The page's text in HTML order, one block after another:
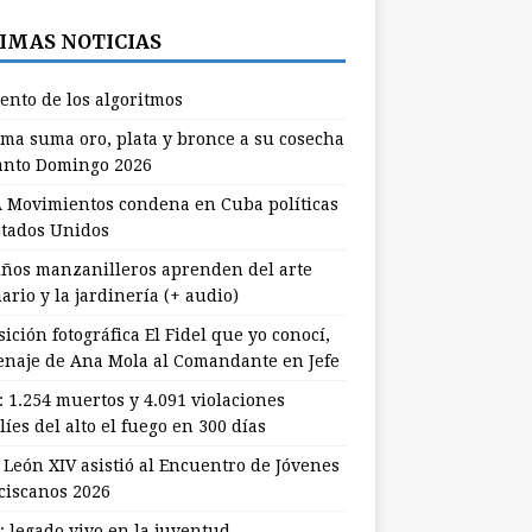
NOTICIAS
de los algoritmos
suma oro, plata y bronce a su cosecha
Domingo 2026
Movimientos condena en Cuba políticas
Unidos
manzanilleros aprenden del arte
y la jardinería (+ audio)
fotográfica El Fidel que yo conocí,
de Ana Mola al Comandante en Jefe
1.254 muertos y 4.091 violaciones
del alto el fuego en 300 días
León XIV asistió al Encuentro de Jóvenes
2026